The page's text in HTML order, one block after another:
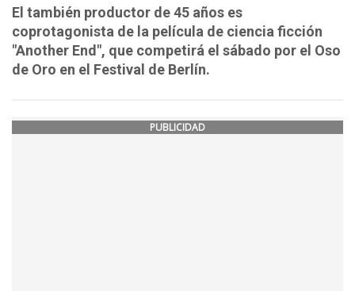
El también productor de 45 años es
coprotagonista de la película de ciencia ficción
"Another End", que competirá el sábado por el Oso
de Oro en el Festival de Berlín.
PUBLICIDAD